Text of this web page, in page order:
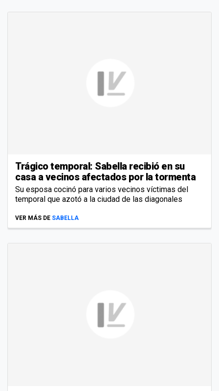
Trágico temporal: Sabella recibió en su
casa a vecinos afectados por la tormenta
Su esposa cocinó para varios vecinos víctimas del
temporal que azotó a la ciudad de las diagonales
VER MÁS DE SABELLA